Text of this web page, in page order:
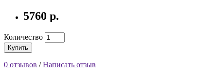
5760 р.
Количество
Купить
0 отзывов /Написать отзыв